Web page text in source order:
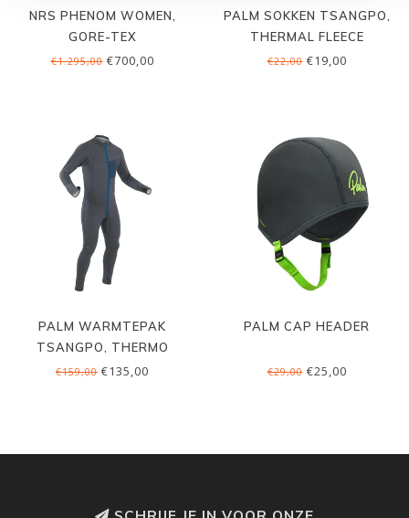
NRS PHENOM WOMEN,
GORE-TEX
€1.295,00€700,00
PALM SOKKEN TSANGPO,
THERMAL FLEECE
€22,00€19,00
PALM WARMTEPAK
TSANGPO, THERMO
FLEECE
€159,00 €135,00
PALM CAP HEADER
€29,00€25,00